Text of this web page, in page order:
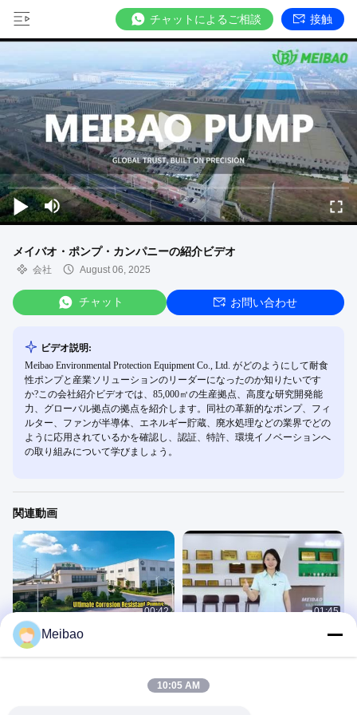
チャットによるご相談 接触
メイバオ・ポンプ・カンパニーの紹介ビデオ
会社 August 06, 2025
チャット お問い合わせ
ビデオ説明:
Meibao Environmental Protection Equipment Co., Ltd. がどのようにして耐食
性ポンプと産業ソリューションのリーダーになったのか知りたいです
か?この会社紹介ビデオでは、85,000㎡の生産拠点、高度な研究開発能
力、グローバル拠点の拠点を紹介します。同社の革新的なポンプ、フィ
ルター、ファンが半導体、エネルギー貯蔵、廃水処理などの業界でどの
ように応用されているかを確認し、認証、特許、環境イノベーションへ
の取り組みについて学びましょう。
関連動画
00:42
美宝の主力製品
会社
01:45
メイバオのショールームと RDビル
Meibao
10:05 AM